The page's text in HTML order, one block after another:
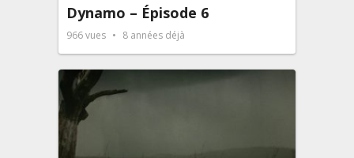
Dynamo – Épisode 6
966vues 8 années déjà